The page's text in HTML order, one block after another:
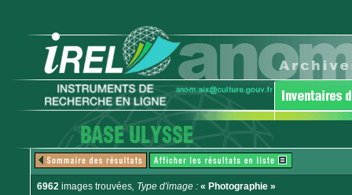
6962 images trouvées, Type d'image : « Photographie »